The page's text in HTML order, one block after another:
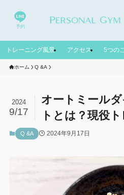
予約
トレーニング風景 アクセス 5つの
ホーム Q &A
オートミール
トとは？現役
2024
9/17
Q &A 2024年9月17日